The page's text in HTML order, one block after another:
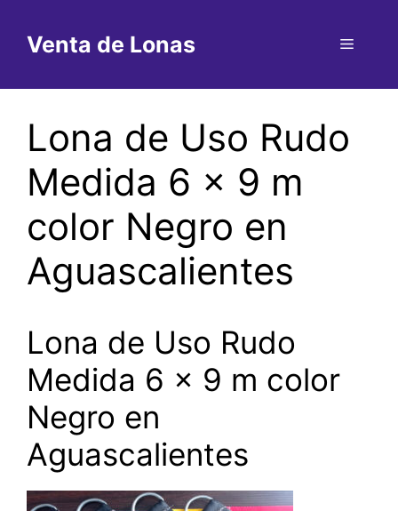
contenido
Venta de Lonas Menú
Lona de Uso Rudo
Medida 6 x 9 m
color Negro en
Aguascalientes
Lona de Uso Rudo
Medida 6 x 9 m color
Negro en
Aguascalientes